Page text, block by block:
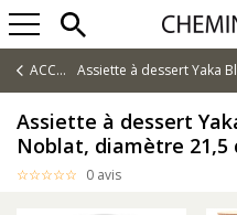
ACCUEIL
Assiette à dessert
Noblat, diamètre 21,5
0 avis